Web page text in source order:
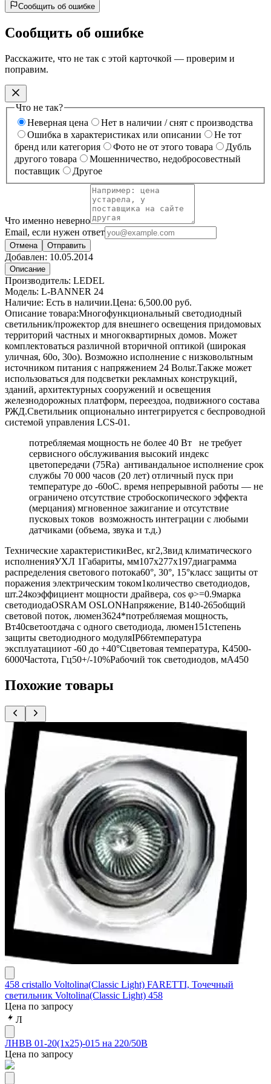
Сообщить об ошибке
Сообщить об ошибке
Расскажите, что не так с этой карточкой — проверим и
поправим.
Что не так?
Неверная цена
Нет в наличии / снят с производства
Ошибка в характеристиках или описании
Не тот
бренд или категория
Фото не от этого товара
Дубль
другого товара
Мошенничество, недобросовестный
поставщик
Другое
Что именно неверно
Email, если нужен ответ
Отмена Отправить
Добавлен: 10.05.2014
Описание
Производитель: LEDEL
Модель: L-BANNER 24
Наличие: Есть в наличии.Цена: 6,500.00 руб.
Описание товара:Многофункциональный светодиодный
светильник/прожектор для внешнего освещения придомовых
территорий частных и многоквартирных домов. Может
комплектоваться различной вторичной оптикой (широкая
уличная, 60о, 30о). Возможно исполнение с низковольтным
источником питания с напряжением 24 Вольт.Также может
использоваться для подсветки рекламных конструкций,
зданий, архитектурных сооружений и освещения
железнодорожных платформ, переездоа, подвижного состава
РЖД.Светильник опционально интегрируется с беспроводной
системой управления LCS-01.
потребляемая мощность не более 40 Вт не требует
сервисного обслуживания высокий индекс
цветопередачи (75Ra) антивандальное исполнение срок
службы 70 000 часов (20 лет) отличный пуск при
температуре до -60оС. время непрерывной работы — не
ограничено отсутствие стробоскопического эффекта
(мерцания) мгновенное зажигание и отсутствие
пусковых токов возможность интеграции с любыми
датчиками (объема, звука и т.д.)
Технические характеристикиВес, кг2,3вид климатического
исполненияУХЛ 1Габариты, мм107x277x197диаграмма
распределения светового потока60°, 30°, 15°класс защиты от
поражения электрическим током1количество светодиодов,
шт.24коэффициент мощности драйвера, cos φ>=0.9марка
светодиодаOSRAM OSLONНапряжение, В140-265общий
световой поток, люмен3624*потребляемая мощность,
Вт40светоотдача с одного светодиода, люмен151степень
защиты светодиодного модуляIP66температура
эксплуатацииот -60 до +40°Сцветовая температура, К4500-
6000Частота, Гц50+/-10%Рабочий ток светодиодов, мА450
Похожие товары
458 cristallo Voltolina(Classic Light) FARETTI, Точечный
светильник Voltolina(Classic Light) 458
Цена по запросу
Л
ЛНВВ 01-20(1х25)-015 на 220/50В
Цена по запросу